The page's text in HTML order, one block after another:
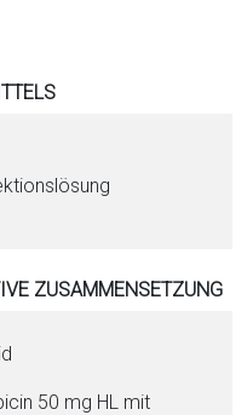
D
ZUSAMMENSETZUNG
50 mg HL mit